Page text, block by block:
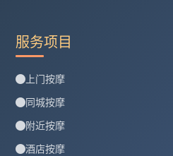
服务项目
上门按摩
同城按摩
附近按摩
酒店按摩